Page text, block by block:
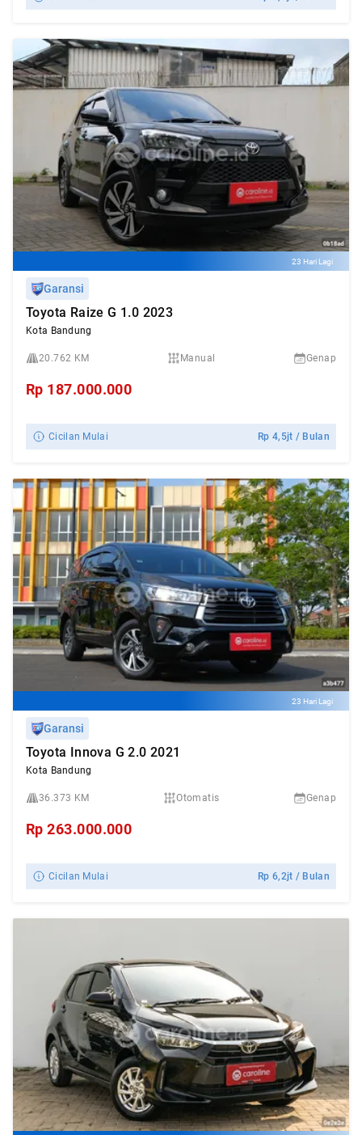
23 Hari Lagi
Garansi
Toyota Raize G 1.0 2023
Kota Bandung
20.762 KM Manual Genap
Rp 187.000.000
Cicilan Mulai Rp4,5jt / Bulan
23 Hari Lagi
Garansi
Toyota Innova G 2.0 2021
Kota Bandung
36.373 KM Otomatis Genap
Rp263.000.000
Cicilan Mulai Rp6,2jt / Bulan